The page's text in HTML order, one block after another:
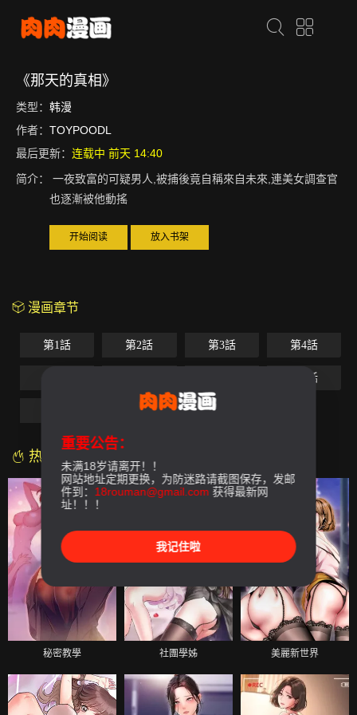
《那天的真相》
类型： 韩漫
作者： TOYPOODL
最后更新： 连载中 前天 14:40
简介：
一夜致富的可疑男人,被捕後竟自稱來自未來,連美女調查官
也逐漸被他動搖
开始阅读 放入书架
漫画章节
第1話 第2話 第3話 第4話
第8話
热门漫画
秘密教學 社團學姊 美麗新世界
重要公告：
未满18岁请离开！！
网站地址定期更换，为防迷路请截图保存，发邮
件到： 18rouman@gmail.com 获得最新网
址！！！
我记住啦